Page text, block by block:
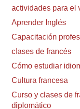
actividades para el
Aprender Inglés
Capacitación
clases de francés
Cómo estudiar
Cultura francesa
Curso y clases de
diplomático